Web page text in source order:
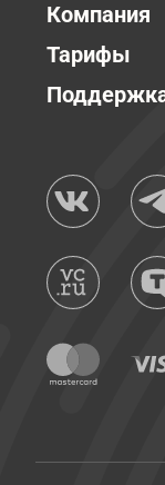
Компания
Тарифы